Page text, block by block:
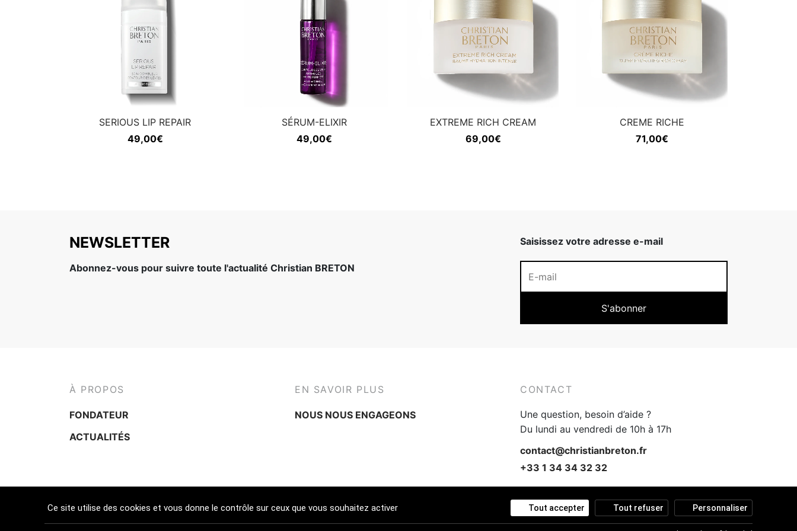
SERIOUS LIP REPAIR
49,00€
SÉRUM-ELIXIR
49,00€
EXTREME RICH CREAM
69,00€
CREME RICHE
71,00€
NEWSLETTER
Abonnez-vous pour suivre toute l'actualité Christian BRETON
Saisissez votre adresse e-mail
À PROPOS
FONDATEUR
ACTUALITÉS
EN SAVOIR PLUS
NOUS NOUS ENGAGEONS
CONTACT
Une question, besoin d’aide ?
Du lundi au vendredi de 10h à 17h
contact@christianbreton.fr
+33 1 34 34 32 32
@christianbretonfrance
Ce site utilise des cookies et vous donne le contrôle sur ceux que vous souhaitez activer Tout accepter Tout refuser Personnaliser